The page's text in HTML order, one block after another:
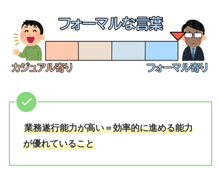
業務遂行能力が高い＝効率的に進める能力
が優れていること